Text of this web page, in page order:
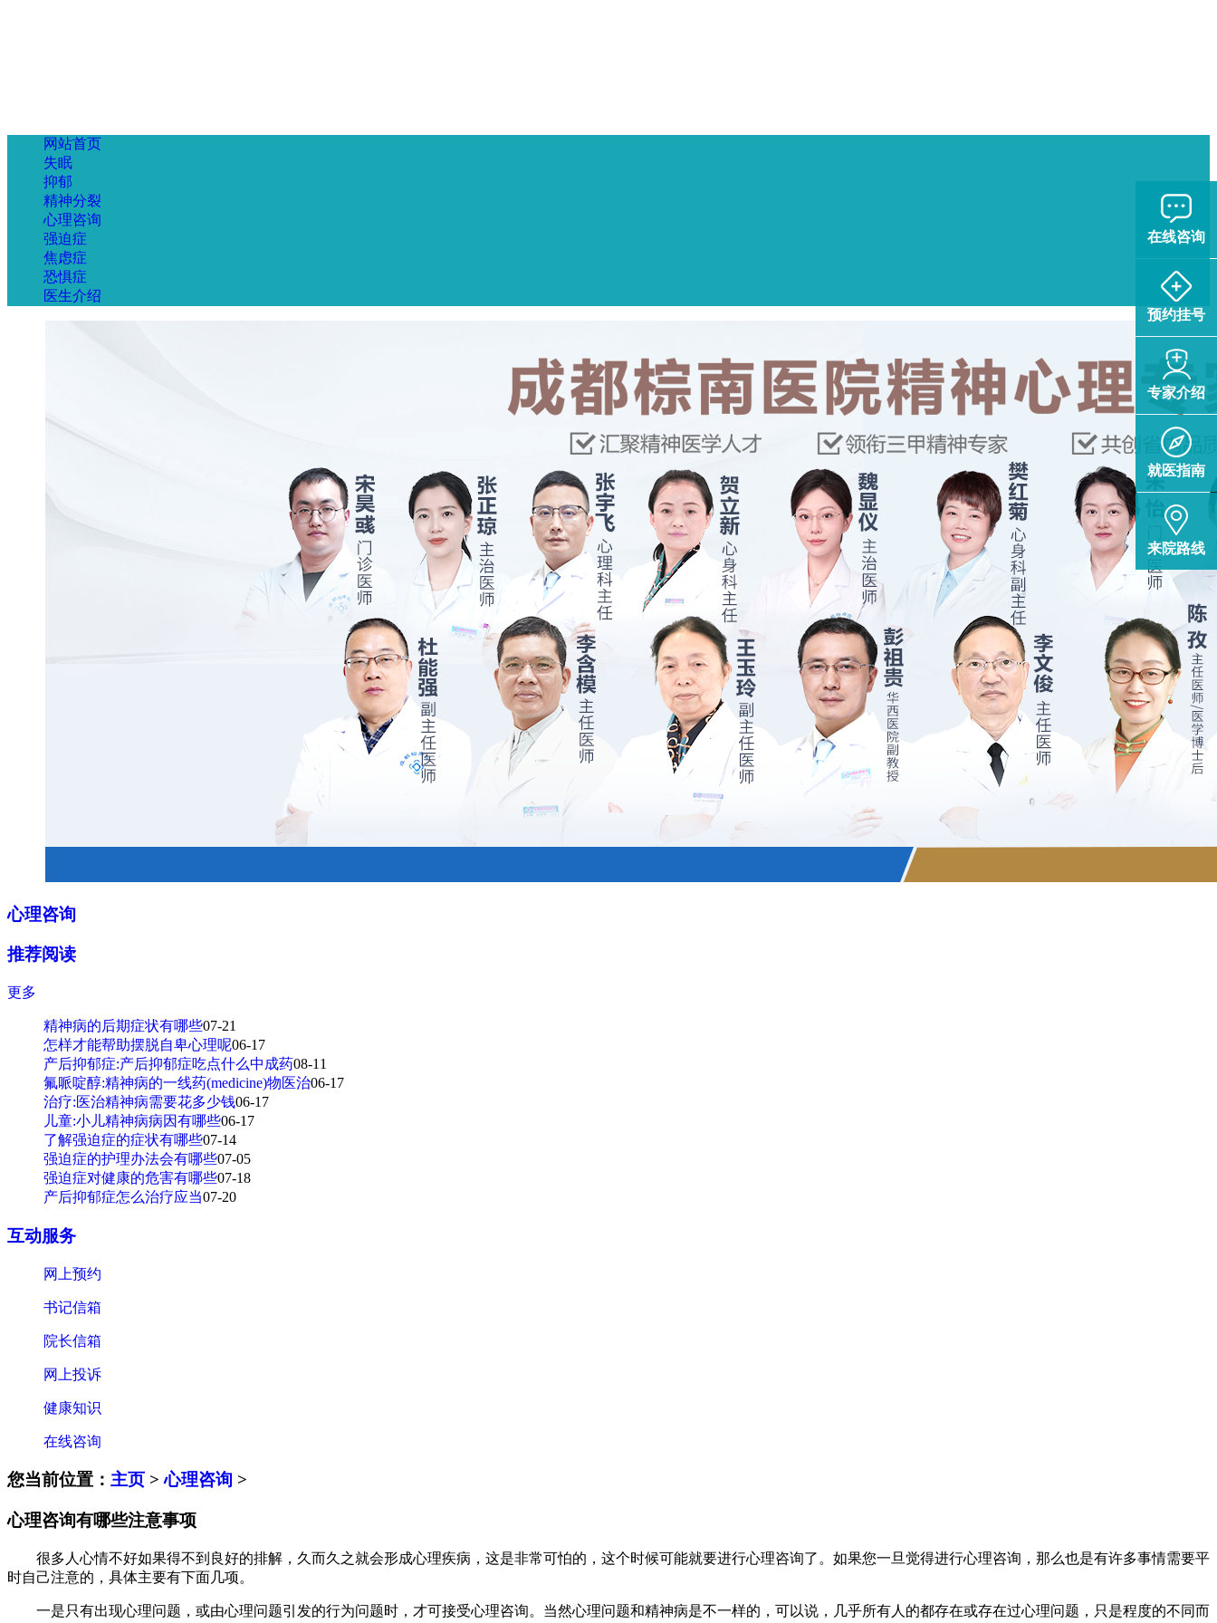
网站首页
失眠
抑郁
精神分裂
心理咨询
强迫症
焦虑症
恐惧症
医生介绍
心理咨询
推荐阅读
更多
精神病的后期症状有哪些07-21
怎样才能帮助摆脱自卑心理呢06-17
产后抑郁症:产后抑郁症吃点什么中成药08-11
氟哌啶醇:精神病的一线药(medicine)物医治06-17
治疗:医治精神病需要花多少钱06-17
儿童:小儿精神病病因有哪些06-17
了解强迫症的症状有哪些07-14
强迫症的护理办法会有哪些07-05
强迫症对健康的危害有哪些07-18
产后抑郁症怎么治疗应当07-20
互动服务
网上预约
书记信箱
院长信箱
网上投诉
健康知识
在线咨询
您当前位置： 主页 >心理咨询 >
心理咨询有哪些注意事项
很多人心情不好如果得不到良好的排解，久而久之就会形成心理疾病，这是非常可怕的，这个时候可能就要进行心理咨询了。如果您一旦觉得进行心理咨询，那么也是有许多事情需要平
时自己注意的，具体主要有下面几项。
一是只有出现心理问题，或由心理问题引发的行为问题时，才可接受心理咨询。当然心理问题和精神病是不一样的，可以说，几乎所有人的都存在或存在过心理问题，只是程度的不同而
在线咨询
预约挂号
专家介绍
就医指南
来院路线